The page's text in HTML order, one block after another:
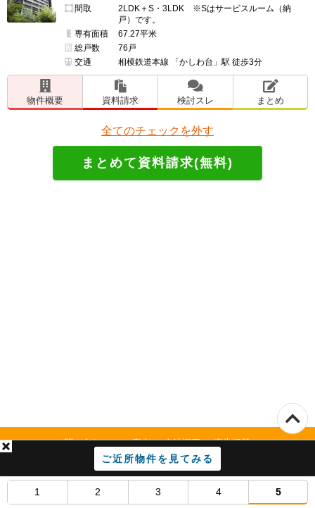
ご近所物件を見てみる
1 2 3 4 5
間取
2LDK＋S・3LDK ※Sはサービスルーム（納
戸）です。
専有面積
67.27平米
総戸数
76戸
交通
相模鉄道本線 「かしわ台」駅 徒歩3分
物件概要 資料請求 検討スレ まとめ
全てのチェックを外す
お問い合わせ ご案内 会社概要
広告掲載
利用規約
プライバシーポリシー
Copyright(C)2026.eマンション All Rights Reserved.